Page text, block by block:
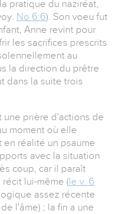
pratique du naziréat,
No 6:6). Son voeu fut
Anne revint pour
les sacrifices prescrits
au
la direction du prêtre
dans la suite trois
une prière d'actions de
moment où elle
en réalité un psaume
avec la situation
coup, car il paraît
lui-même ( le v. 6
assez récente
l'âme) ; la fin a une